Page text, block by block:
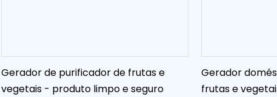
Gerador de purificador de frutas e
vegetais - produto limpo e seguro
Gerador
frutas e